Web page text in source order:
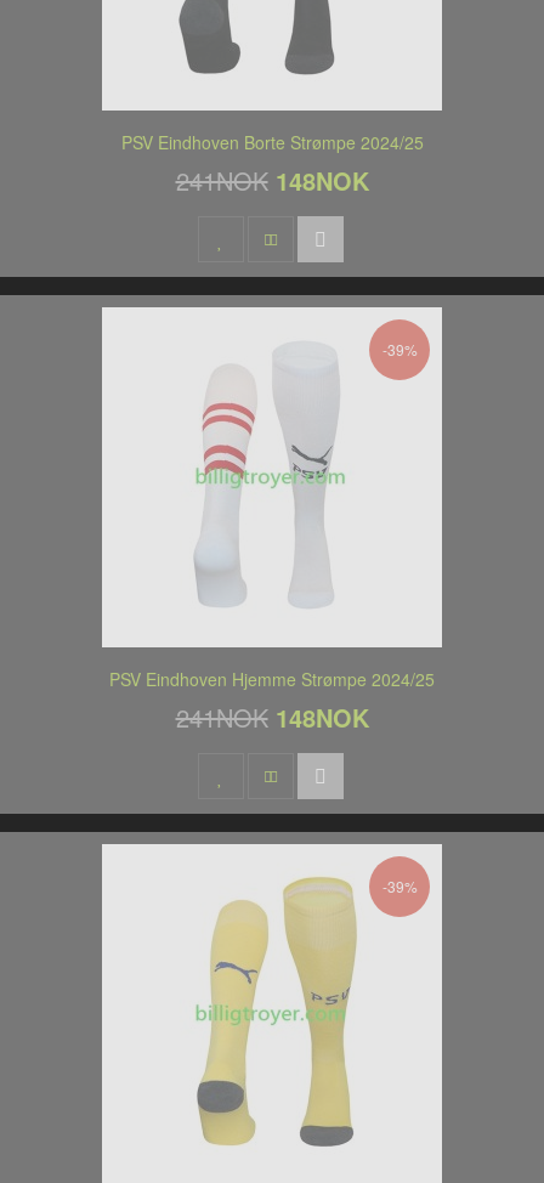
PSV Eindhoven Borte Strømpe 2024/25
241NOK 148NOK
-39%
PSV Eindhoven Hjemme Strømpe 2024/25
241NOK 148NOK
-39%